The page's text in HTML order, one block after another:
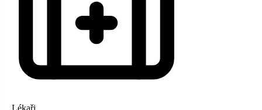
Lékaři